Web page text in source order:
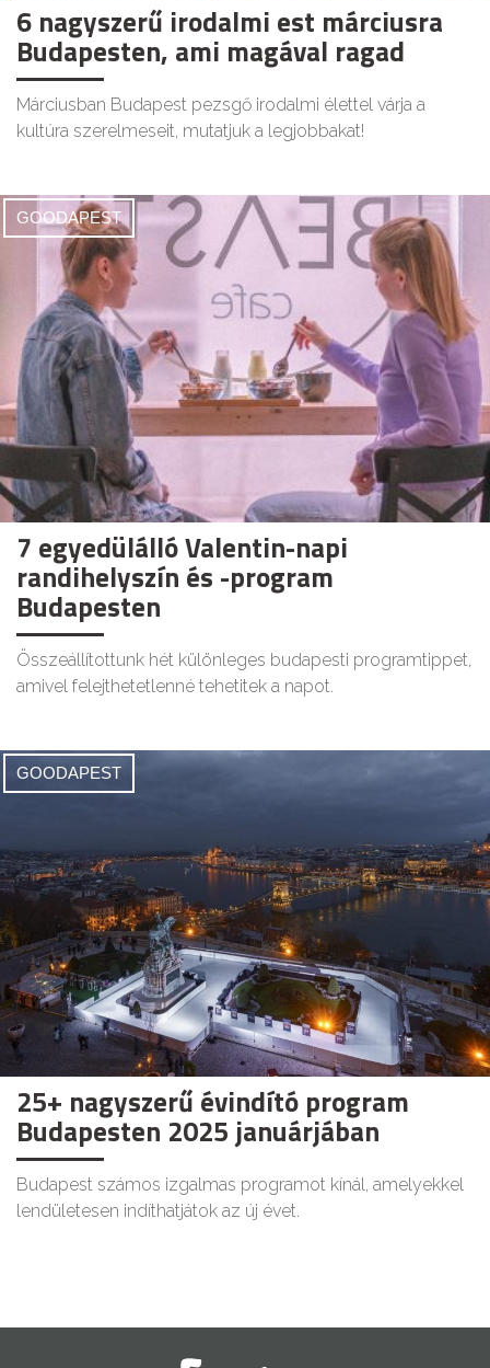
6 nagyszerű irodalmi est márciusra
Budapesten, ami magával ragad
Márciusban Budapest pezsgő irodalmi élettel várja a
kultúra szerelmeseit, mutatjuk a legjobbakat!
GOODAPEST
7 egyedülálló Valentin-napi
randihelyszín és -program
Budapesten
Összeállítottunk hét különleges budapesti programtippet,
amivel felejthetetlenné tehetitek a napot.
GOODAPEST
25+ nagyszerű évindító program
Budapesten 2025 januárjában
Budapest számos izgalmas programot kínál, amelyekkel
lendületesen indíthatjátok az új évet.